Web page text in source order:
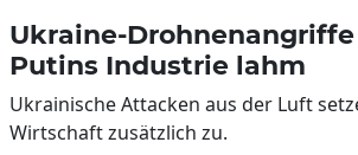
Ukraine-
Putins Industrie lahm
Ukrainische Attacken aus der Luft
Wirtschaft zusätzlich zu.